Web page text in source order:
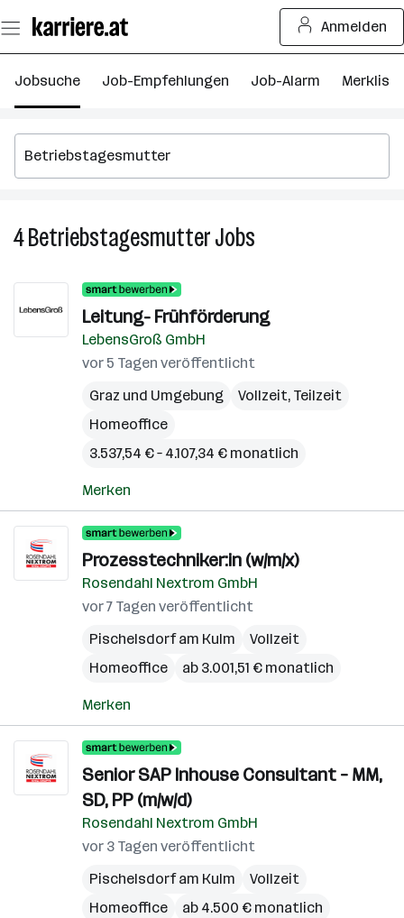
Seiteninhalt
springen
Anmelden
Jobsuche Job-Empfehlungen Job-Alarm Merkliste
4BetriebstagesmutterJobs
Leitung- Frühförderung
LebensGroß GmbH
vor 5 Tagen veröffentlicht
Graz und Umgebung
Vollzeit, Teilzeit
Homeoffice
3.537,54 € – 4.107,34 € monatlich
Merken
Prozesstechniker:in (w/m/x)
Rosendahl Nextrom GmbH
vor 7 Tagen veröffentlicht
Pischelsdorf am Kulm
Vollzeit
Homeoffice
ab 3.001,51 € monatlich
Merken
Senior SAP Inhouse Consultant – MM,
SD, PP (m/w/d)
Rosendahl Nextrom GmbH
vor 3 Tagen veröffentlicht
Pischelsdorf am Kulm
Vollzeit
Homeoffice
ab 4.500 € monatlich